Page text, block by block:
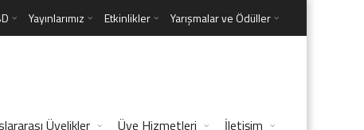
Yayınlarımız Etkinlikler Yarışmalar ve Ödüller
Üyelikler Üye Hizmetleri İletişim